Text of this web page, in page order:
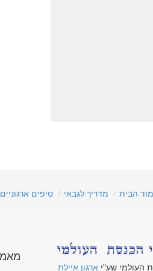
הבית מדריך לגבאי טיפים ארגוניים
העולמי שע"י ארגון איילת